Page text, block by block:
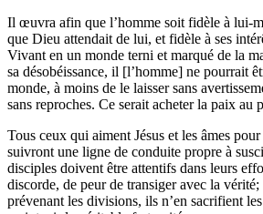
Il œuvra afin que l’homme soit fidèle à lui-
que Dieu attendait de lui, et fidèle à ses
Vivant en un monde terni et marqué de la
sa désobéissance, il [l’homme] ne pourrait
monde, à moins de le laisser sans
sans reproches. Ce serait acheter la paix au
Tous ceux qui aiment Jésus et les âmes
suivront une ligne de conduite propre à
disciples doivent être attentifs dans leurs
discorde, de peur de transiger avec la vérité;
prévenant les divisions, ils n’en sacrifient